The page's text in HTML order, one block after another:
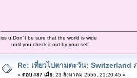
iss u.Don"t be sure that the world is wide
until you check it out by your self.
Re: เที่ยวไปตามตะวัน: Switzerland
« ตอบ #87 เมื่อ:23 สิงหาคม 2555, 21:20:45 »